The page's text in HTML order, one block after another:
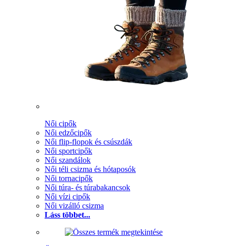
Női cipők
Női edzőcipők
Női flip-flopok és csúszdák
Női sportcipők
Női szandálok
Női téli csizma és hótaposók
Női tornacipők
Női túra- és túrabakancsok
Női vízi cipők
Női vizálló csizma
Láss többet...